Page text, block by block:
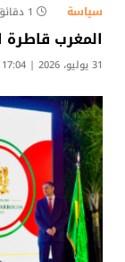
سياسة 1 دقائق
المغرب قاطرة
31 يوليو، 2026 | 17:04